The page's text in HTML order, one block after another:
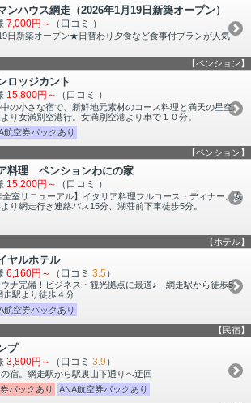
ンハウス網走（2026年1月19日新築オープン）
7,000円～ （口コミ ）
日新築オープン★日替わり夕食など食事付プランが人気
【ペンション】
ロッジカント
15,800円～ （口コミ ）
の小さな宿で、新鮮地元素材のコース料理と満天の星空。
り女満別空港行。女満別空港より車で１０分。
航空券パックあり
【ペンション】
料理 ペンションわにの家
15,200円～ （口コミ ）
全室リニューアル】イタリア料理フルコース・ディナー。女
り網走行き連絡バス15分、湖荘前下車徒歩5分。
【ホテル】
ヤルホテル
6,160円～ （口コミ 3.5）
ナ完備！ビジネス・観光拠点に最適♪ 網走駅から徒歩5
走駅より徒歩４分
航空券パックあり
【民宿】
プ
3,800円～ （口コミ 3.9）
宿。網走駅から駅裏山下通りへ迂回
パックあり
ANA航空券パックあり